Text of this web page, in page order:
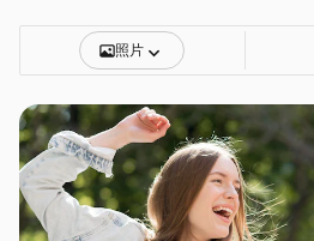
照片